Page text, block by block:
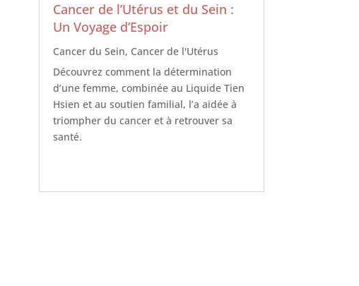
Cancer de l’Utérus et du Sein :
Un Voyage d’Espoir
Cancer du Sein, Cancer de l'Utérus
Découvrez comment la détermination
d’une femme, combinée au Liquide Tien
Hsien et au soutien familial, l’a aidée à
triompher du cancer et à retrouver sa
santé.